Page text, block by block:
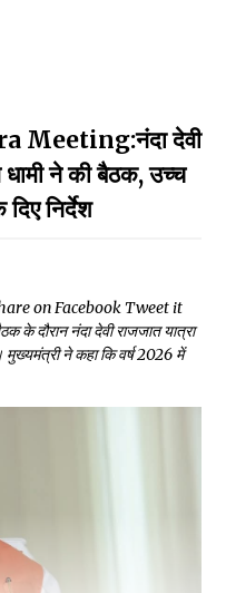
Meeting:नंदा देवी
ने की बैठक, उच्च
निर्देश
on Facebook Tweet it
के दौरान नंदा देवी राजजात यात्रा
ने कहा कि वर्ष 2026 में